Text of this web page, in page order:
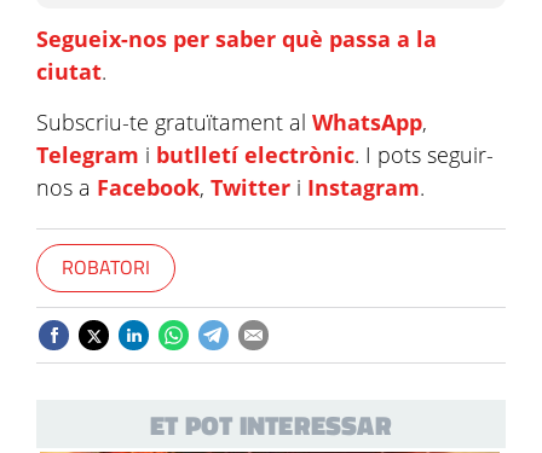
Segueix-nos per saber què passa a la
ciutat.
Subscriu-te gratuïtament al WhatsApp,
Telegram i butlletí electrònic. I pots seguir-
nos a Facebook, Twitter i Instagram.
ROBATORI
ET POT INTERESSAR